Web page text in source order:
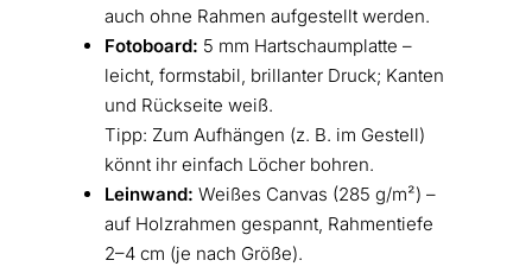
auch ohne Rahmen aufgestellt werden.
Fotoboard: 5 mm Hartschaumplatte –
leicht, formstabil, brillanter Druck; Kanten
und Rückseite weiß.
Tipp: Zum Aufhängen (z. B. im Gestell)
könnt ihr einfach Löcher bohren.
Leinwand: Weißes Canvas (285 g/m²) –
auf Holzrahmen gespannt, Rahmentiefe
2–4 cm (je nach Größe).